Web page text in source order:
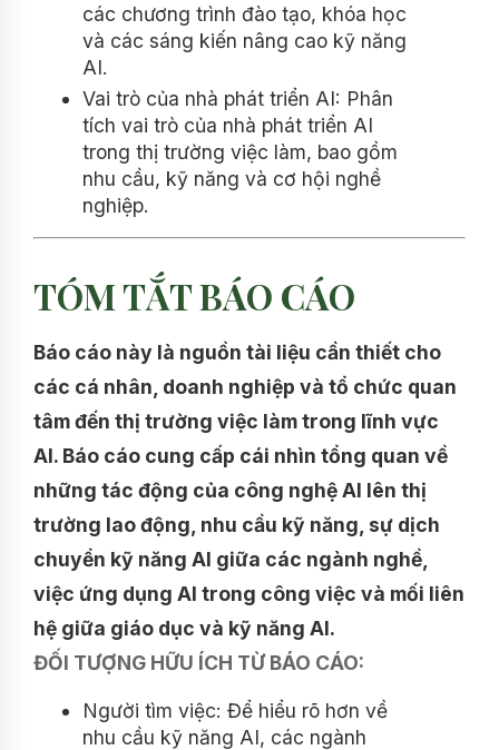
các chương trình đào tạo, khóa học
và các sáng kiến nâng cao kỹ năng
AI.
Vai trò của nhà phát triển AI: Phân
tích vai trò của nhà phát triển AI
trong thị trường việc làm, bao gồm
nhu cầu, kỹ năng và cơ hội nghề
nghiệp.
TÓM TẮT BÁO CÁO
Báo cáo này là nguồn tài liệu cần thiết cho
các cá nhân, doanh nghiệp và tổ chức quan
tâm đến thị trường việc làm trong lĩnh vực
AI. Báo cáo cung cấp cái nhìn tổng quan về
những tác động của công nghệ AI lên thị
trường lao động, nhu cầu kỹ năng, sự dịch
chuyển kỹ năng AI giữa các ngành nghề,
việc ứng dụng AI trong công việc và mối liên
hệ giữa giáo dục và kỹ năng AI.
ĐỐI TƯỢNG HỮU ÍCH TỪ BÁO CÁO:
Người tìm việc: Để hiểu rõ hơn về
nhu cầu kỹ năng AI, các ngành